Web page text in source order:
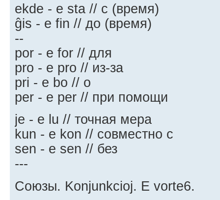
ekde - e sta // с (время)
ĝis - e fin // до (время)
--
por - e for // для
pro - e pro // из-за
pri - e bo // о
per - e per // при помощи
je - e lu // точная мера
kun - e kon // совместно с
sen - e sen // без
---
Союзы. Konjunkcioj. E vorte6.